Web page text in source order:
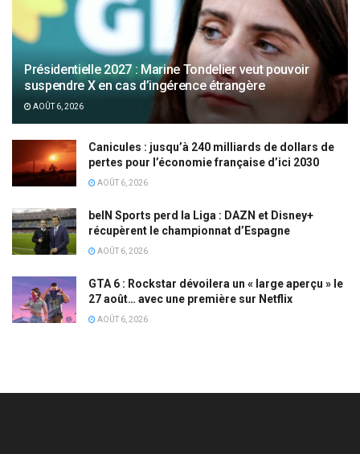
Présidentielle 2027 : Marine Tondelier veut pouvoir
suspendre X en cas d’ingérence étrangère
AOÛT 6, 2026
Canicules : jusqu’à 240 milliards de dollars de
pertes pour l’économie française d’ici 2030
AOÛT 6, 2026
beIN Sports perd la Liga : DAZN et Disney+
récupèrent le championnat d’Espagne
AOÛT 6, 2026
GTA 6 : Rockstar dévoilera un « large aperçu » le
27 août… avec une première sur Netflix
AOÛT 6, 2026